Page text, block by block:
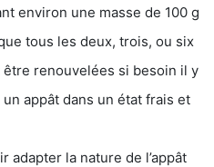
environ une masse de 100 g
tous les deux, trois, ou six
renouvelées si besoin il y
appât dans un état frais et
adapter la nature de l’appât